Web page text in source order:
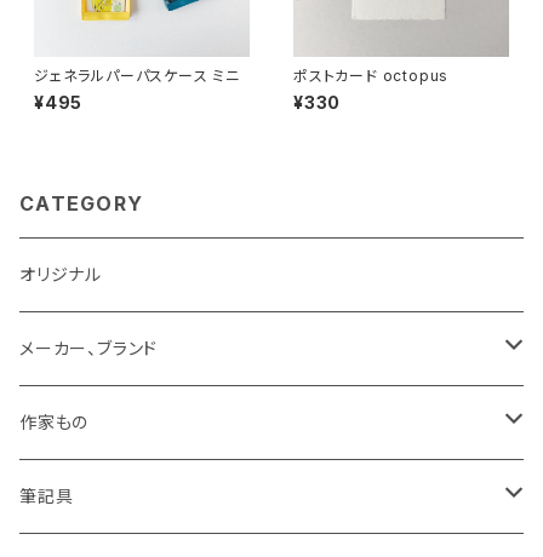
ジェネラルパーパスケース ミニ
¥495
ポストカード octopus
¥330
CATEGORY
オリジナル
メーカー、ブランド
LAMY
Pelikan
作家もの
オギハラナミ
筆記具